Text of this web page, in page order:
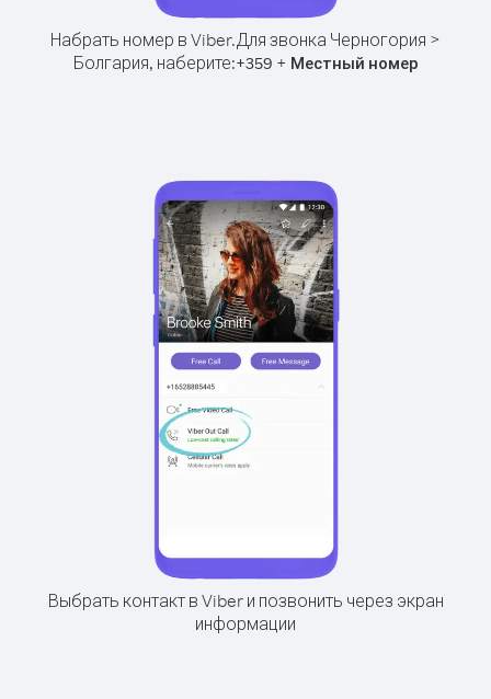
Набрать номер в Viber.Для звонка Черногория >
Болгария, наберите:+359 + Местный номер
Выбрать контакт в Viber и позвонить через экран
информации